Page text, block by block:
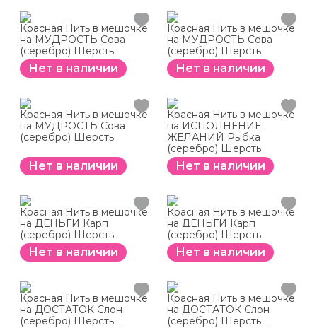
Красная Нить в мешочке
на МУДРОСТЬ Сова
(серебро) Шерсть
Нет в наличии
Красная Нить в мешочке
на МУДРОСТЬ Сова
(серебро) Шерсть
Нет в наличии
Красная Нить в мешочке
на МУДРОСТЬ Сова
(серебро) Шерсть
Нет в наличии
Красная Нить в мешочке
на ИСПОЛНЕНИЕ
ЖЕЛАНИЙ Рыбка
(серебро) Шерсть
Нет в наличии
Красная Нить в мешочке
на ДЕНЬГИ Карп
(серебро) Шерсть
Нет в наличии
Красная Нить в мешочке
на ДЕНЬГИ Карп
(серебро) Шерсть
Нет в наличии
Красная Нить в мешочке
на ДОСТАТОК Слон
(серебро) Шерсть
Красная Нить в мешочке
на ДОСТАТОК Слон
(серебро) Шерсть